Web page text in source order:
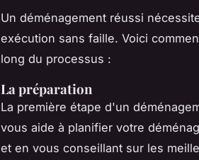
Un déménagement réussi
exécution sans faille. Voici
long du processus :
La préparation
La première étape d'un
vous aide à planifier votre
et en vous conseillant sur les